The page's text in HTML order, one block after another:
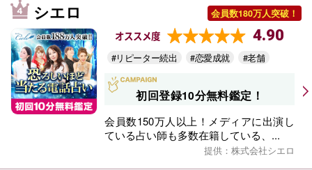
シエロ 会員数180万人突破！
オススメ度 4.90
#リピーター続出 #恋愛成就 #老舗
初回登録10分無料鑑定！
会員数150万人以上！メディアに出演し
ている占い師も多数在籍している、...
提供：株式会社シエロ